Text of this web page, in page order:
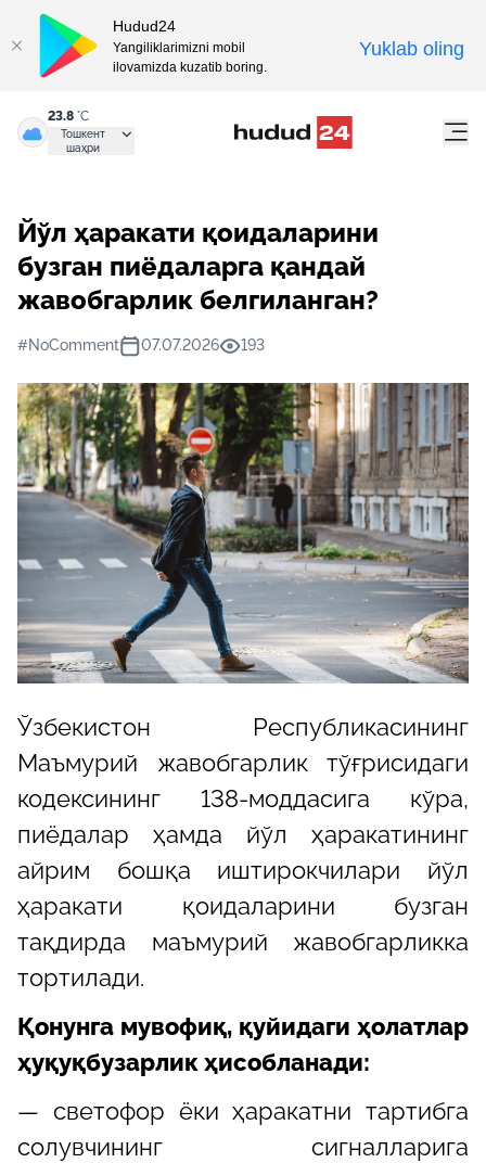
23.8 °C
Тошкент
шаҳри
Йўл ҳаракати қоидаларини
бузган пиёдаларга қандай
жавобгарлик белгиланган?
#NoComment 07.07.2026 193
Ўзбекистон Республикасининг
Маъмурий жавобгарлик тўғрисидаги
кодексининг 138-моддасига кўра,
пиёдалар ҳамда йўл ҳаракатининг
айрим бошқа иштирокчилари йўл
ҳаракати қоидаларини бузган
тақдирда маъмурий жавобгарликка
тортилади.
Қонунга мувофиқ, қуйидаги ҳолатлар
ҳуқуқбузарлик ҳисобланади:
— светофор ёки ҳаракатни тартибга
солувчининг сигналларига
Hudud24
Yangiliklarimizni mobil
ilovamizda kuzatib boring.
Yuklab oling